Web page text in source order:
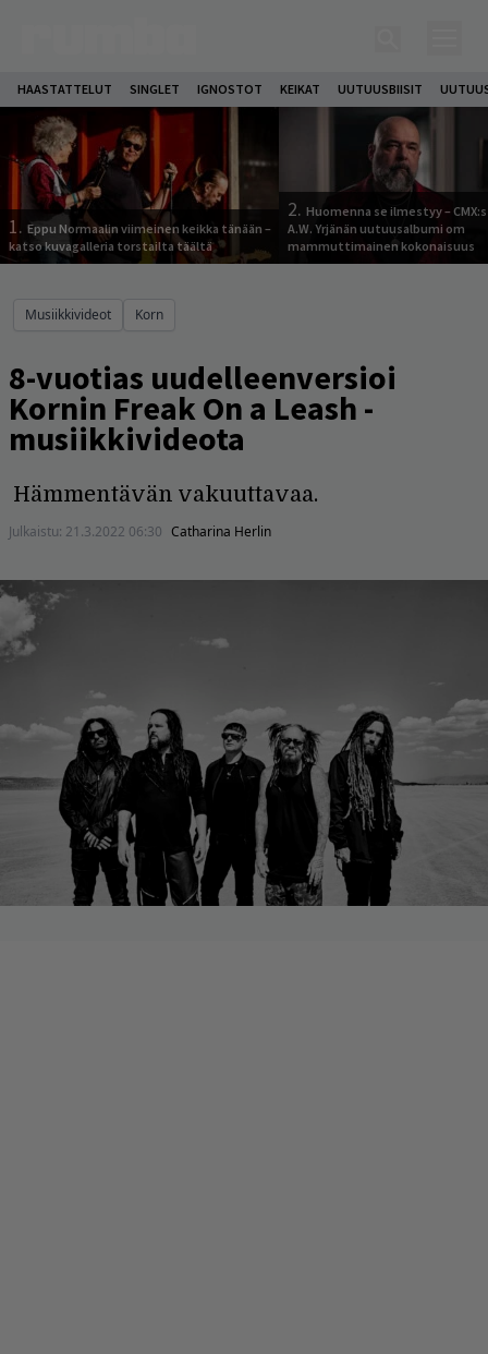
HAASTATTELUT SINGLET IGNOSTOT KEIKAT UUTUUSBIISIT
1. Eppu Normaalin viimeinen keikka tänään –
katso kuvagalleria torstailta täältä
2. Huomenna se ilmestyy –
A.W. Yrjänän uutuusalbumi om
mammuttimainen kokonaisuus
Musiikkivideot Korn
8-vuotias uudelleenversioi
Kornin Freak On a Leash -
musiikkivideota
Hämmentävän vakuuttavaa.
Julkaistu: 21.3.2022 06:30 Catharina Herlin